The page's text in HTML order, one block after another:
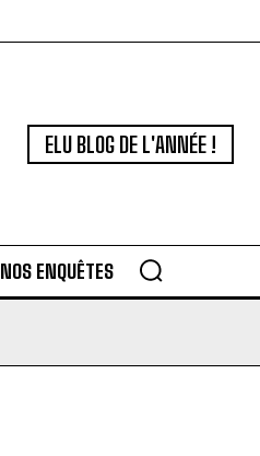
ELU BLOG DE L'ANNÉE !
NOS ENQUÊTES